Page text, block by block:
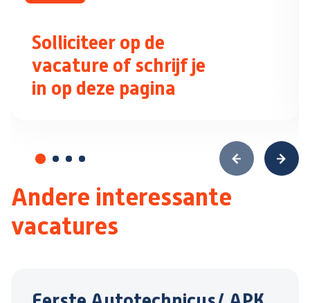
Solliciteer op de
vacature of schrijf je
in op deze pagina
Andere interessante
vacatures